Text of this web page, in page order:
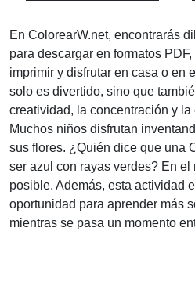
En ColorearW.net, encontrarás
para descargar en formatos
imprimir y disfrutar en casa o en
solo es divertido, sino que
creatividad, la concentración y
Muchos niños disfrutan
sus flores. ¿Quién dice que una
ser azul con rayas verdes? En el
posible. Además, esta actividad
oportunidad para aprender más
mientras se pasa un momento